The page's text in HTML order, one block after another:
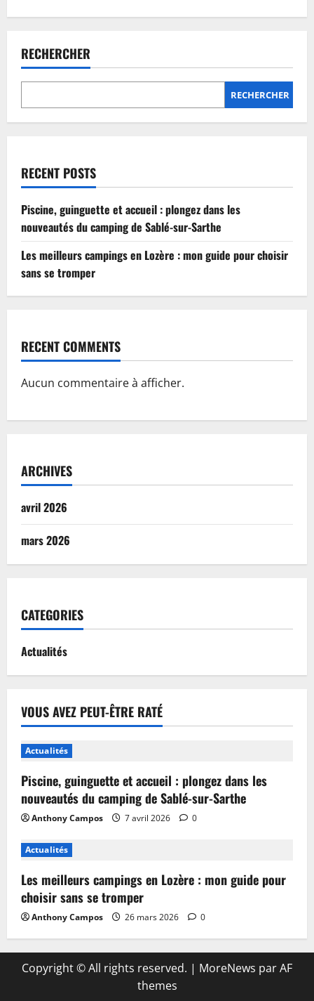
en
Lozère
:
mon
choisir
sans
RECHERCHER
RECHERCHER
RECENT POSTS
Piscine, guinguette et accueil : plongez dans les
nouveautés du camping de Sablé-sur-Sarthe
Les meilleurs campings en Lozère : mon guide pour choisir
sans se tromper
RECENT COMMENTS
Aucun commentaire à afficher.
ARCHIVES
avril 2026
mars 2026
CATEGORIES
Actualités
VOUS AVEZ PEUT-ÊTRE RATÉ
Actualités
Piscine, guinguette et accueil : plongez dans les
nouveautés du camping de Sablé-sur-Sarthe
Anthony Campos 7 avril 2026 0
Actualités
Les meilleurs campings en Lozère : mon guide pour
choisir sans se tromper
Anthony Campos 26 mars 2026 0
Copyright © All rights reserved. | MoreNews par AF
themes